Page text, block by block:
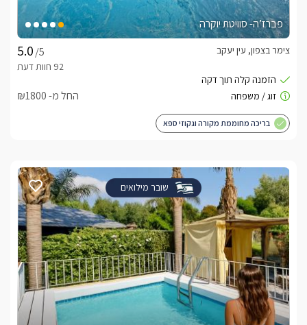
פברז’ה- סוויטת יוקרה
/5
צימר בצפון, עין יעקב
החל מ- ₪1800
בריכה מחוממת מקורה וגקוזי ספא
שובר מילואים